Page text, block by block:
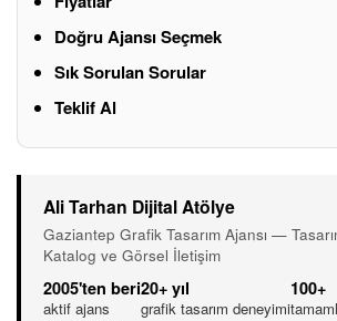
Doğru Ajansı Seçmek
Sık Sorulan Sorular
Teklif Al
Ali Tarhan Dijital Atölye
Gaziantep Grafik Tasarım Ajansı —
Katalog ve Görsel İletişim
2005'ten beri
aktif ajans
20+ yıl
grafik tasarım deneyimi
100+